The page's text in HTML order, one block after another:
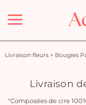
Menu
Livraison fleurs > Bougies
Livraison
"Composées de cire